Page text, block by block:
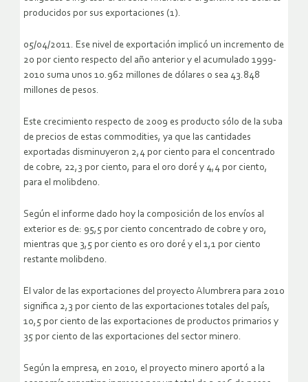
producidos por sus exportaciones (1).
05/04/2011. Ese nivel de exportación implicó un incremento de
20 por ciento respecto del año anterior y el acumulado 1999-
2010 suma unos 10.962 millones de dólares o sea 43.848
millones de pesos.
Este crecimiento respecto de 2009 es producto sólo de la suba
de precios de estas commodities, ya que las cantidades
exportadas disminuyeron 2,4 por ciento para el concentrado
de cobre, 22,3 por ciento, para el oro doré y 4,4 por ciento,
para el molibdeno.
Según el informe dado hoy la composición de los envíos al
exterior es de: 95,5 por ciento concentrado de cobre y oro,
mientras que 3,5 por ciento es oro doré y el 1,1 por ciento
restante molibdeno.
El valor de las exportaciones del proyecto Alumbrera para 2010
significa 2,3 por ciento de las exportaciones totales del país,
10,5 por ciento de las exportaciones de productos primarios y
35 por ciento de las exportaciones del sector minero.
Según la empresa, en 2010, el proyecto minero aportó a la